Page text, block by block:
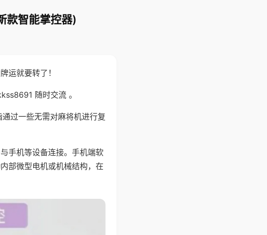
款智能掌控器)
运就要转了！
随时交流 。
过一些无需对麻将机进行复
手机等设备连接。手机端软
部微型电机或机械结构，在